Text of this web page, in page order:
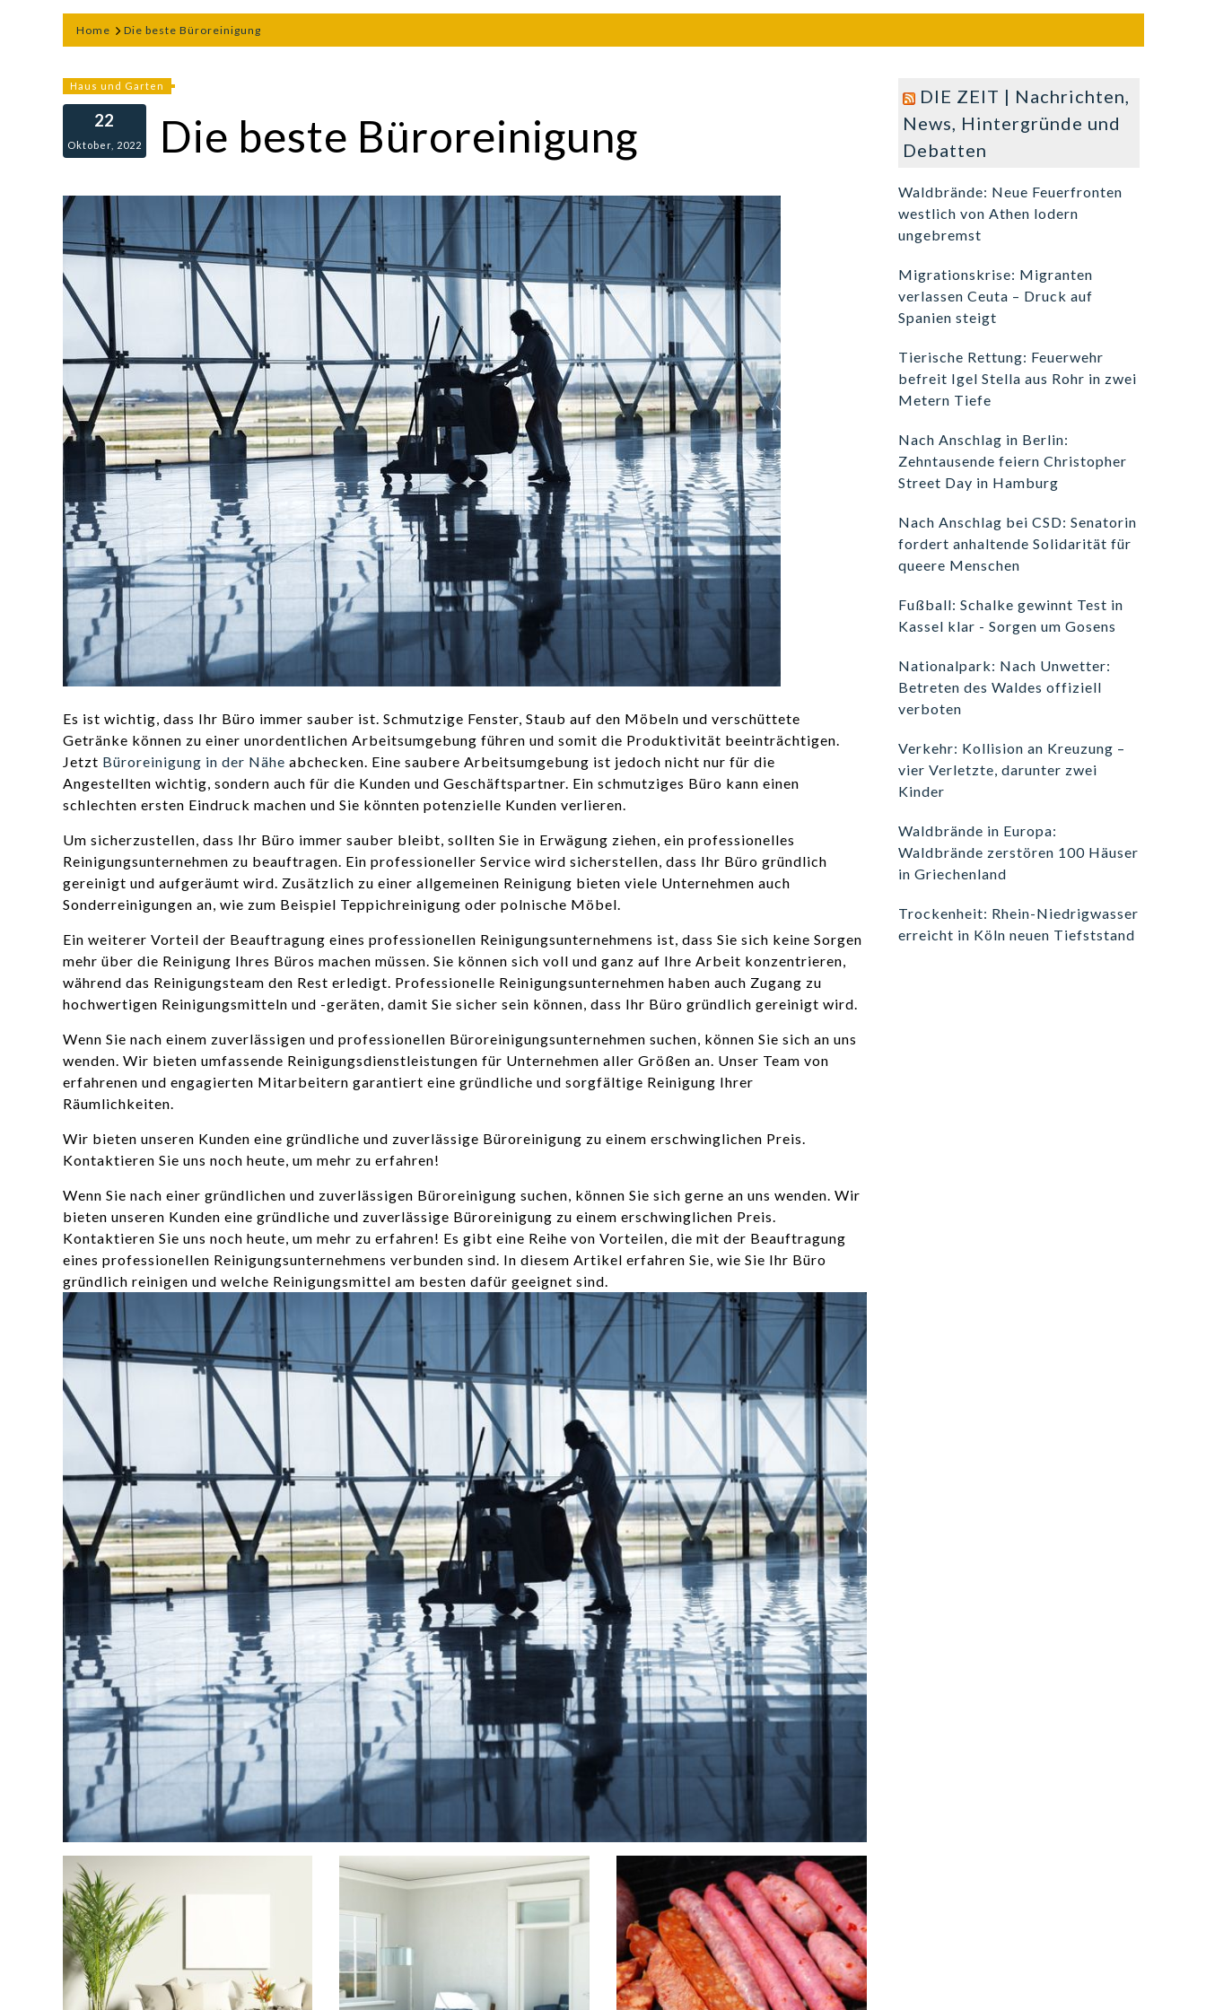
Home Die beste Büroreinigung
Haus und Garten
22
Oktober, 2022 Die beste Büroreinigung
Es ist wichtig, dass Ihr Büro immer sauber ist. Schmutzige Fenster, Staub auf den Möbeln und verschüttete
Getränke können zu einer unordentlichen Arbeitsumgebung führen und somit die Produktivität beeinträchtigen.
Jetzt Büroreinigung in der Nähe abchecken. Eine saubere Arbeitsumgebung ist jedoch nicht nur für die
Angestellten wichtig, sondern auch für die Kunden und Geschäftspartner. Ein schmutziges Büro kann einen
schlechten ersten Eindruck machen und Sie könnten potenzielle Kunden verlieren.
Um sicherzustellen, dass Ihr Büro immer sauber bleibt, sollten Sie in Erwägung ziehen, ein professionelles
Reinigungsunternehmen zu beauftragen. Ein professioneller Service wird sicherstellen, dass Ihr Büro gründlich
gereinigt und aufgeräumt wird. Zusätzlich zu einer allgemeinen Reinigung bieten viele Unternehmen auch
Sonderreinigungen an, wie zum Beispiel Teppichreinigung oder polnische Möbel.
Ein weiterer Vorteil der Beauftragung eines professionellen Reinigungsunternehmens ist, dass Sie sich keine Sorgen
mehr über die Reinigung Ihres Büros machen müssen. Sie können sich voll und ganz auf Ihre Arbeit konzentrieren,
während das Reinigungsteam den Rest erledigt. Professionelle Reinigungsunternehmen haben auch Zugang zu
hochwertigen Reinigungsmitteln und -geräten, damit Sie sicher sein können, dass Ihr Büro gründlich gereinigt wird.
Wenn Sie nach einem zuverlässigen und professionellen Büroreinigungsunternehmen suchen, können Sie sich an uns
wenden. Wir bieten umfassende Reinigungsdienstleistungen für Unternehmen aller Größen an. Unser Team von
erfahrenen und engagierten Mitarbeitern garantiert eine gründliche und sorgfältige Reinigung Ihrer
Räumlichkeiten.
Wir bieten unseren Kunden eine gründliche und zuverlässige Büroreinigung zu einem erschwinglichen Preis.
Kontaktieren Sie uns noch heute, um mehr zu erfahren!
Wenn Sie nach einer gründlichen und zuverlässigen Büroreinigung suchen, können Sie sich gerne an uns wenden. Wir
bieten unseren Kunden eine gründliche und zuverlässige Büroreinigung zu einem erschwinglichen Preis.
Kontaktieren Sie uns noch heute, um mehr zu erfahren! Es gibt eine Reihe von Vorteilen, die mit der Beauftragung
eines professionellen Reinigungsunternehmens verbunden sind. In diesem Artikel erfahren Sie, wie Sie Ihr Büro
gründlich reinigen und welche Reinigungsmittel am besten dafür geeignet sind.
DIE ZEIT | Nachrichten,
News, Hintergründe und
Debatten
Waldbrände: Neue Feuerfronten
westlich von Athen lodern
ungebremst
Migrationskrise: Migranten
verlassen Ceuta – Druck auf
Spanien steigt
Tierische Rettung: Feuerwehr
befreit Igel Stella aus Rohr in zwei
Metern Tiefe
Nach Anschlag in Berlin:
Zehntausende feiern Christopher
Street Day in Hamburg
Nach Anschlag bei CSD: Senatorin
fordert anhaltende Solidarität für
queere Menschen
Fußball: Schalke gewinnt Test in
Kassel klar - Sorgen um Gosens
Nationalpark: Nach Unwetter:
Betreten des Waldes offiziell
verboten
Verkehr: Kollision an Kreuzung –
vier Verletzte, darunter zwei
Kinder
Waldbrände in Europa:
Waldbrände zerstören 100 Häuser
in Griechenland
Trockenheit: Rhein-Niedrigwasser
erreicht in Köln neuen Tiefststand